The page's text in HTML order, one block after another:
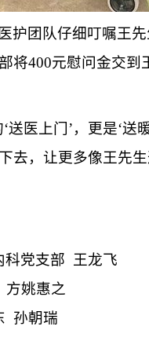
护团队仔细叮嘱王
将400元慰问金交到
送医上门’，更是‘
去，让更多像王先生
科党支部
王龙飞
方姚惠之
孙朝瑞